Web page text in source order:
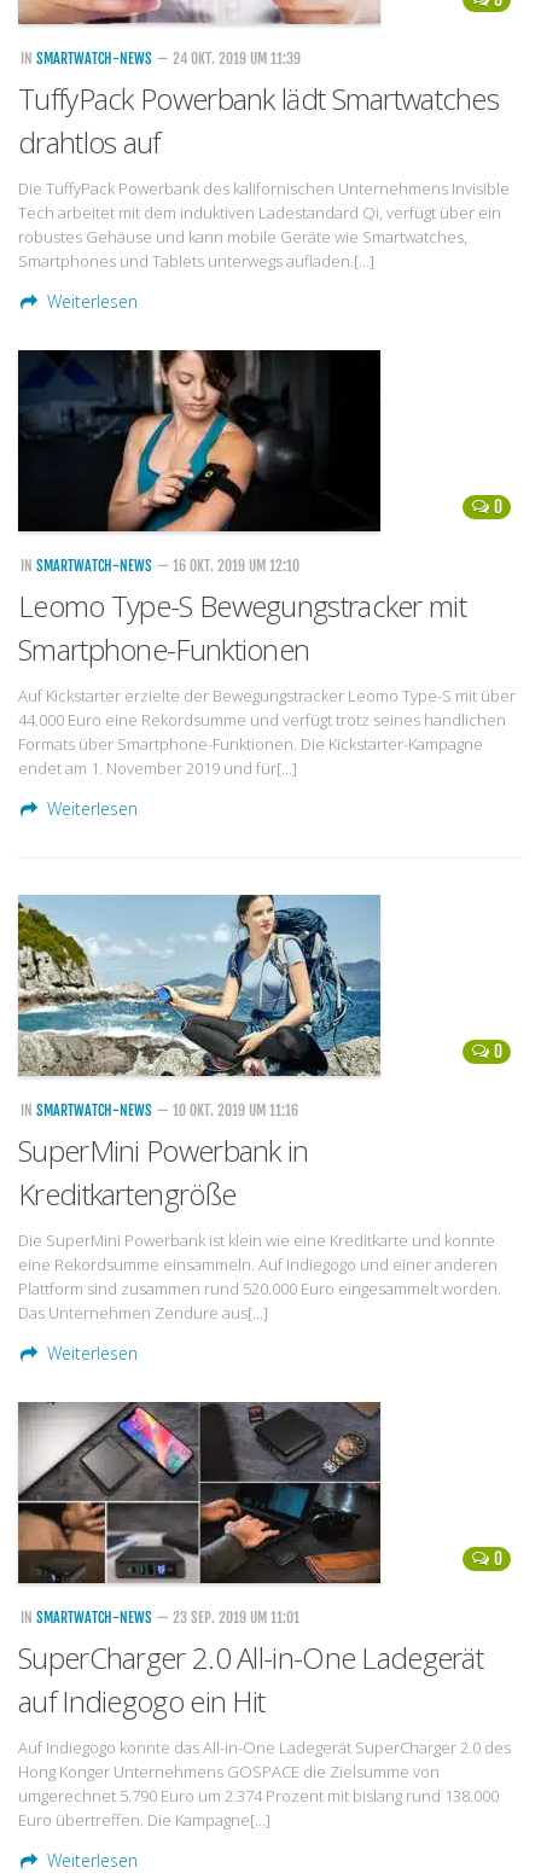
IN SMARTWATCH-NEWS — 24 OKT. 2019 UM 11:39
TuffyPack Powerbank lädt Smartwatches
drahtlos auf
Die TuffyPack Powerbank des kalifornischen Unternehmens Invisible
Tech arbeitet mit dem induktiven Ladestandard Qi, verfügt über ein
robustes Gehäuse und kann mobile Geräte wie Smartwatches,
Smartphones und Tablets unterwegs aufladen.[…]
Weiterlesen
0
IN SMARTWATCH-NEWS — 16 OKT. 2019 UM 12:10
Leomo Type-S Bewegungstracker mit
Smartphone-Funktionen
Auf Kickstarter erzielte der Bewegungstracker Leomo Type-S mit über
44.000 Euro eine Rekordsumme und verfügt trotz seines handlichen
Formats über Smartphone-Funktionen. Die Kickstarter-Kampagne
endet am 1. November 2019 und für[…]
Weiterlesen
0
IN SMARTWATCH-NEWS — 10 OKT. 2019 UM 11:16
SuperMini Powerbank in
Kreditkartengröße
Die SuperMini Powerbank ist klein wie eine Kreditkarte und konnte
eine Rekordsumme einsammeln. Auf Indiegogo und einer anderen
Plattform sind zusammen rund 520.000 Euro eingesammelt worden.
Das Unternehmen Zendure aus[…]
Weiterlesen
0
IN SMARTWATCH-NEWS — 23 SEP. 2019 UM 11:01
SuperCharger 2.0 All-in-One Ladegerät
auf Indiegogo ein Hit
Auf Indiegogo konnte das All-in-One Ladegerät SuperCharger 2.0 des
Hong Konger Unternehmens GOSPACE die Zielsumme von
umgerechnet 5.790 Euro um 2.374 Prozent mit bislang rund 138.000
Euro übertreffen. Die Kampagne[…]
Weiterlesen